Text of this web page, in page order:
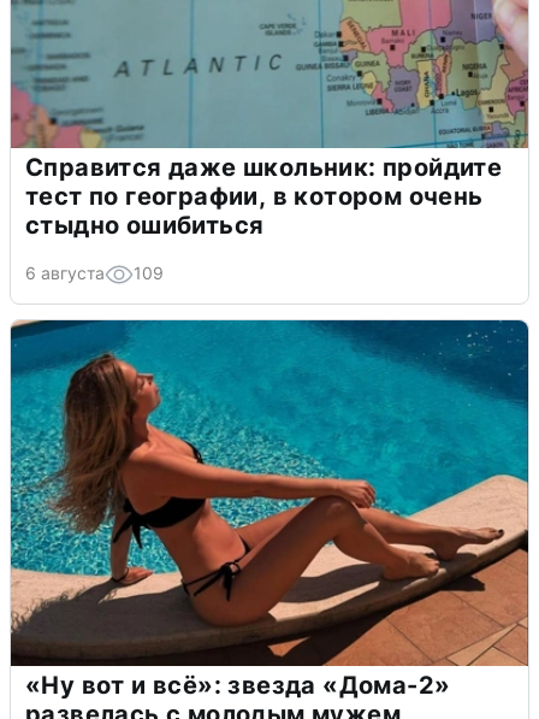
Справится даже школьник: пройдите
тест по географии, в котором очень
стыдно ошибиться
6 августа 109
«Ну вот и всё»: звезда «Дома-2»